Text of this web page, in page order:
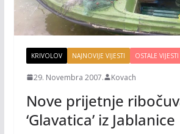
KRIVOLOV NAJNOVIJE VIJESTI OSTALE VIJESTI
29. Novembra 2007. Kovach
Nove prijetnje
‘Glavatica’ iz Jablanice